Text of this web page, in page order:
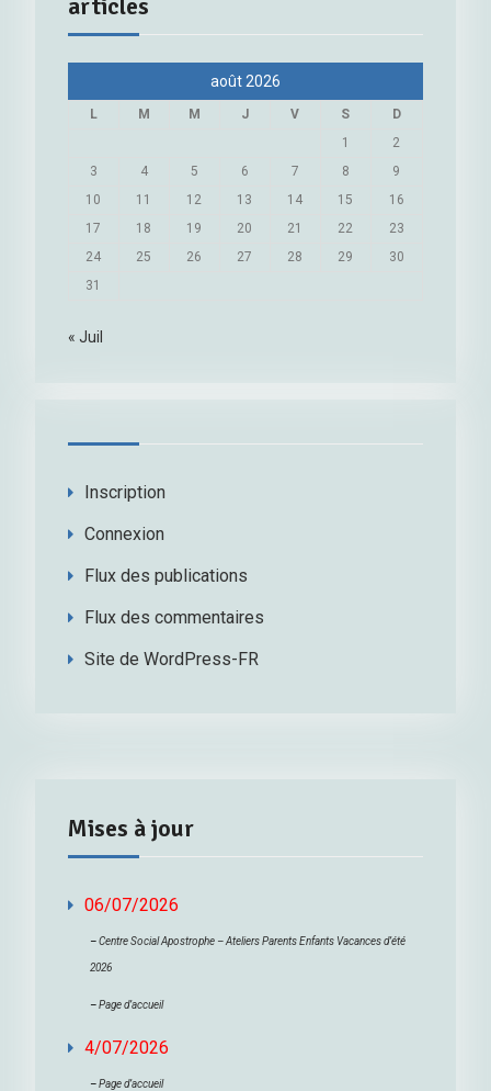
août 2026
L M M J V S
D
1
2
3
4 5 6 7 8
9
10
11 12 13 14 15
16
17
18 19 20 21 22
23
24
25 26 27 28 29
30
31
« Juil
Inscription
Connexion
Flux des publications
Flux des commentaires
Site de WordPress-FR
Mises à jour
06/07/2026
–Centre Social Apostrophe – Ateliers Parents Enfants Vacances d’été
2026
–Page d’accueil
4/07/2026
–Page d’accueil